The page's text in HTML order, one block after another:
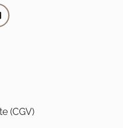
(CGV)